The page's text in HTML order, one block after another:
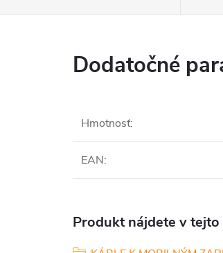
Dodatočné
Hmotnosť:
EAN:
Produkt nájdete v